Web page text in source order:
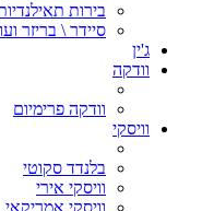
בירות
סיידר \ בריזר
ג'ין
וודקה
וודקה פרימיום
וויסקי
בלנדד סקוטי
וויסקי אירי
וויסקי אמריקאי